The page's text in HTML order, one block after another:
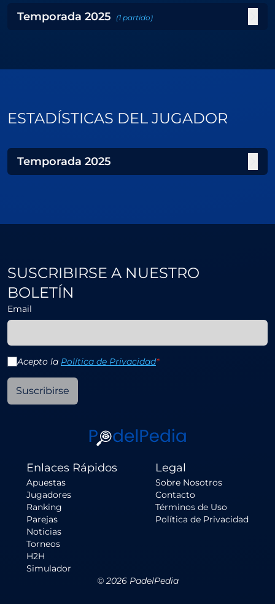
Temporada 2025 (1 partido)
ESTADÍSTICAS DEL JUGADOR
Temporada 2025
SUSCRIBIRSE A NUESTRO
BOLETÍN
Email
Acepto la Política de Privacidad*
Suscribirse
Enlaces Rápidos
Apuestas
Jugadores
Ranking
Parejas
Noticias
Torneos
H2H
Simulador
Legal
Sobre Nosotros
Contacto
Términos de Uso
Política de Privacidad
© 2026PadelPedia